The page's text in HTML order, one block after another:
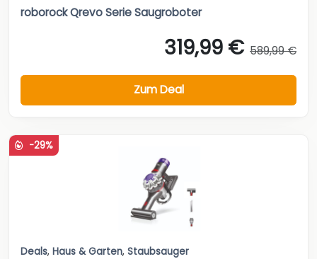
roborock Qrevo Serie Saugroboter
319,99 € 589,99 €
Zum Deal
-29%
Deals, Haus & Garten, Staubsauger